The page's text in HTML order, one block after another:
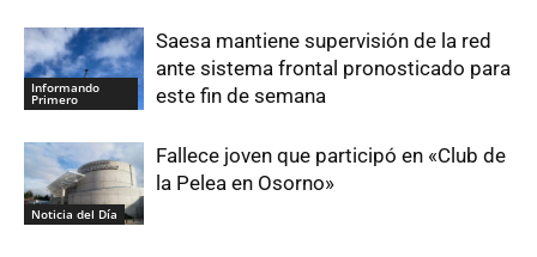
Informando
Primero
Saesa mantiene supervisión de la red
ante sistema frontal pronosticado para
este fin de semana
Noticia del Día
Fallece joven que participó en «Club de
la Pelea en Osorno»